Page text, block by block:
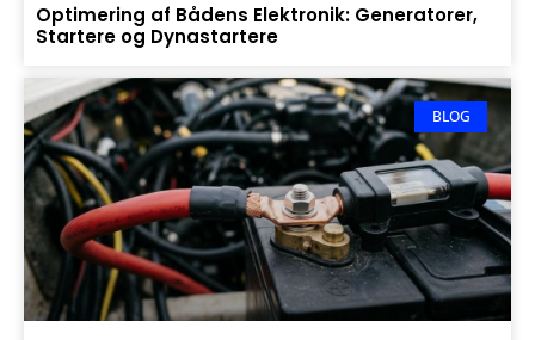
Optimering af Bådens Elektronik: Generatorer,
Startere og Dynastartere
BLOG